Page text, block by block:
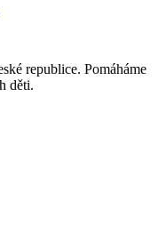
republice. Pomáháme
děti.